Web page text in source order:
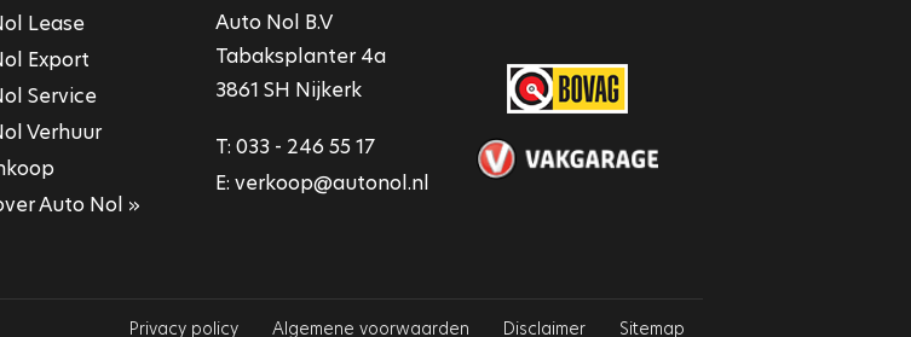
Lease
Export
Service
Verhuur
Auto Nol »
Auto Nol B.V
Tabaksplanter 4a
3861 SH Nijkerk
T: 033 - 246 55 17
E: verkoop@autonol.nl
Privacy policy Algemene voorwaarden Disclaimer Sitemap